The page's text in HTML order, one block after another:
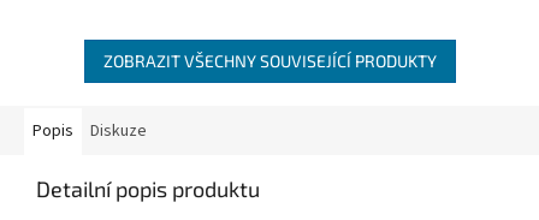
ZOBRAZIT VŠECHNY SOUVISEJÍCÍ PRODUKTY
Popis Diskuze
Detailní popis produktu